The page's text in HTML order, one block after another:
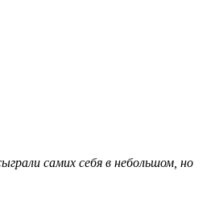
самих себя в небольшом, но